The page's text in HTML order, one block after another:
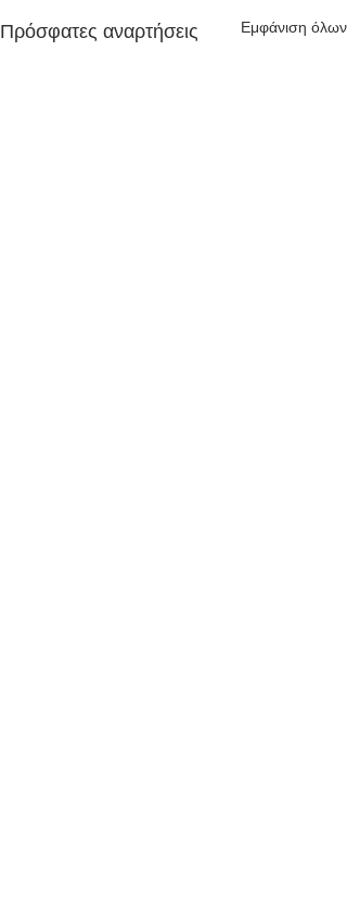
Πρόσφατες αναρτήσεις Εμφάνιση όλων